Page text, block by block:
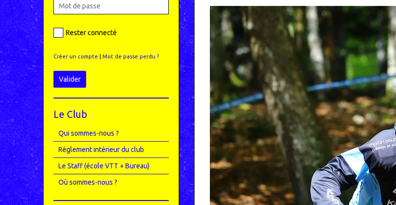
Rester connecté
Créer un compte Mot de passe perdu ?
Valider
Le Club
Qui sommes-nous ?
Règlement intérieur du club
Le Staff (école VTT + Bureau)
Où sommes-nous ?